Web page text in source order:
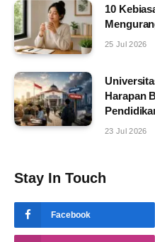
10
25 Jul 2026
Harapan
23 Jul 2026
Stay In Touch
Facebook